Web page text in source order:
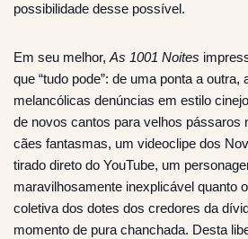
possibilidade desse possível.
Em seu melhor, As 1001 Noites
que “tudo pode”: de uma ponta a outra,
melancólicas denúncias em estilo
de novos cantos para velhos pássaros
cães fantasmas, um videoclipe dos
tirado direto do YouTube, um
maravilhosamente inexplicável quanto o
coletiva dos dotes dos credores da
momento de pura chanchada. Desta